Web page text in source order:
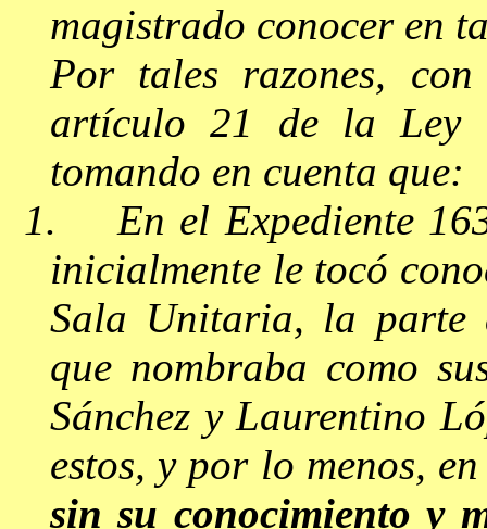
magistrado conocer en
Por tales razones,
artículo 21 de la Ley
tomando en cuenta que:
1.
En el Expediente
inicialmente le tocó
Sala Unitaria, la parte
que nombraba como
Sánchez y Laurentino
estos, y por lo menos,
sin su conocimiento y